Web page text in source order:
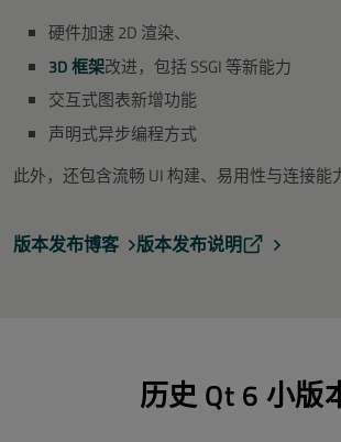
硬件加速 2D 渲染、
3D 框架改进，包括 SSGI 等新能力
交互式图表新增功能
声明式异步编程方式
此外，还包含流畅 UI 构建、易用性与连接能
版本发布博客 版本发布说明
历史 Qt 6 小版